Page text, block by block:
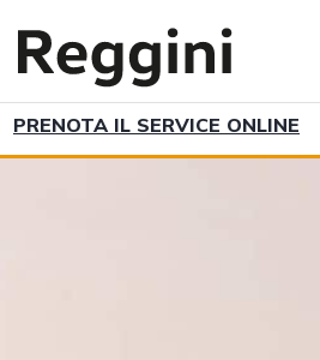
PRENOTA IL SERVICE ONLINE